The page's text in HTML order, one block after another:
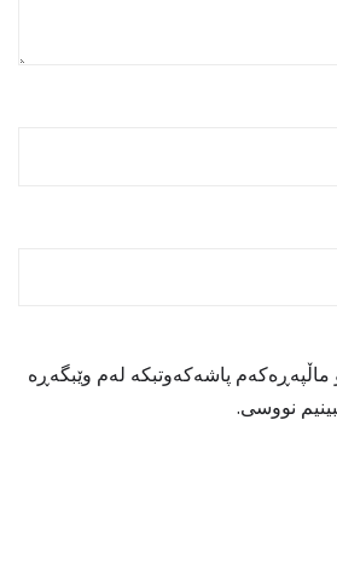
ماڵپەڕەکەم پاشەکەوتبکە لەم وێبگەڕە
نووسی.